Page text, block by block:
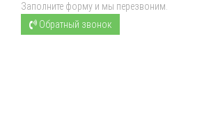
Заполните форму и мы перезвоним.
Обратный звонок